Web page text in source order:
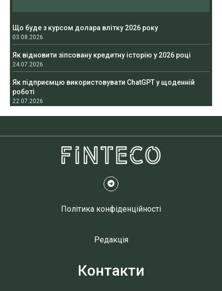
Що буде з курсом долара влітку 2026 року
03.08.2026
Як відновити зіпсовану кредитну історію у 2026 році
24.07.2026
Як підприємцю використовувати ChatGPT у щоденній
роботі
22.07.2026
Політика конфіденційності
Редакція
Контакти